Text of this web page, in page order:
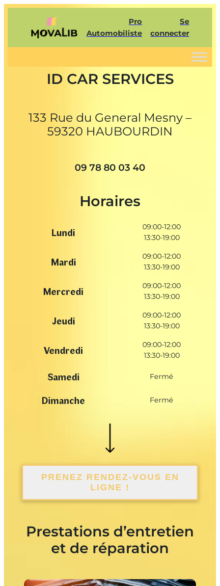
Pro
Automobiliste
Se
connecter
ID CAR SERVICES
133 Rue du General Mesny –
59320 HAUBOURDIN
09 78 80 03 40
Horaires
Lundi
09:00-12:00
13:30-19:00
Mardi
09:00-12:00
13:30-19:00
Mercredi
09:00-12:00
13:30-19:00
Jeudi
09:00-12:00
13:30-19:00
Vendredi
09:00-12:00
13:30-19:00
Samedi Fermé
Dimanche Fermé
PRENEZ RENDEZ-VOUS EN
LIGNE !
Prestations d’entretien
et de réparation